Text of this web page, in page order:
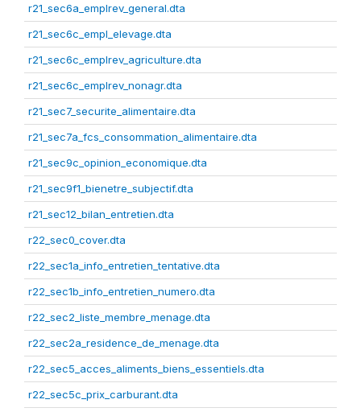
r21_sec6a_emplrev_general.dta
r21_sec6c_empl_elevage.dta
r21_sec6c_emplrev_agriculture.dta
r21_sec6c_emplrev_nonagr.dta
r21_sec7_securite_alimentaire.dta
r21_sec7a_fcs_consommation_alimentaire.dta
r21_sec9c_opinion_economique.dta
r21_sec9f1_bienetre_subjectif.dta
r21_sec12_bilan_entretien.dta
r22_sec0_cover.dta
r22_sec1a_info_entretien_tentative.dta
r22_sec1b_info_entretien_numero.dta
r22_sec2_liste_membre_menage.dta
r22_sec2a_residence_de_menage.dta
r22_sec5_acces_aliments_biens_essentiels.dta
r22_sec5c_prix_carburant.dta